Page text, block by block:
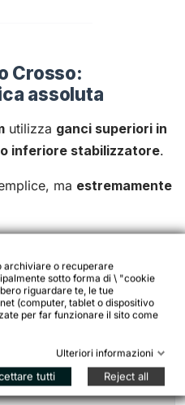
Crosso:
assoluta
utilizza ganci superiori in
inferiore stabilizzatore.
ma estremamente
carichi pesanti
archiviare o recuperare
sotto forma di \ "cookie
riguardare te, le tue
(computer, tablet o dispositivo
per far funzionare il sito come
Ulteriori informazioni
tutti Reject all